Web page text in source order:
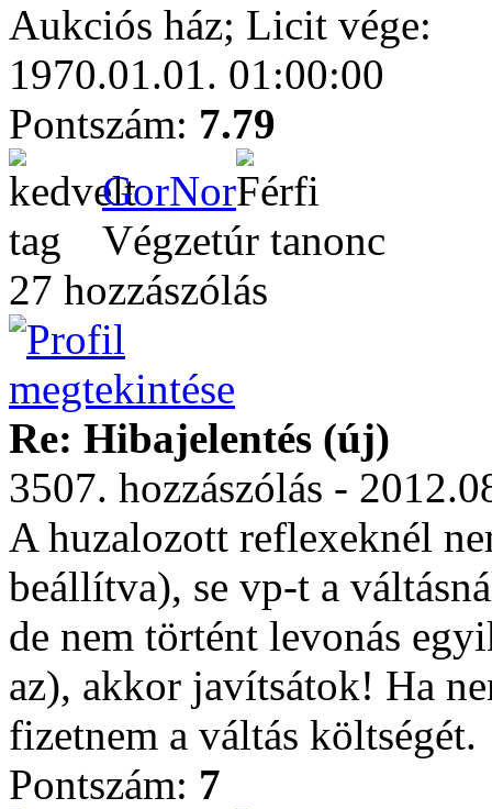
Aukciós ház; Licit vége:
1970.01.01. 01:00:00
Pontszám: 7.79
GorNor
Végzetúr tanonc
27 hozzászólás
Re: Hibajelentés (új)
3507. hozzászólás -
A huzalozott reflexeknél
beállítva), se vp-t a
de nem történt levonás
az), akkor javítsátok! Ha
fizetnem a váltás költségét.
Pontszám: 7